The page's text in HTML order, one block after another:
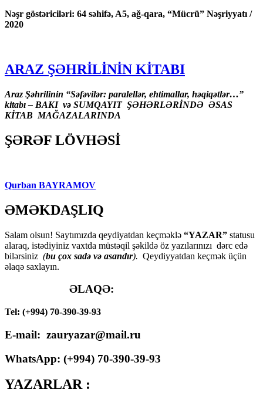
Nəşr göstəriciləri: 64 səhifə, A5, ağ-qara, “Mücrü” Nəşriyyatı /
2020
ARAZ ŞƏHRİLİNİN KİTABI
Araz Şəhrilinin “Səfəvilər: paralellər, ehtimallar, həqiqətlər…”
kitabı – BAKI və SUMQAYIT ŞƏHƏRLƏRİNDƏ ƏSAS
KİTAB MAĞAZALARINDA
ŞƏRƏF LÖVHƏSİ
Qurban BAYRAMOV
ƏMƏKDAŞLIQ
Salam olsun! Saytımızda qeydiyatdan keçməklə “YAZAR” statusu
alaraq, istədiyiniz vaxtda müstəqil şəkildə öz yazılarınızı dərc edə
bilərsiniz (bu çox sadə və asandır). Qeydiyyatdan keçmək üçün
əlaqə saxlayın.
ƏLAQƏ:
Tel: (+994) 70-390-39-93
E-mail: zauryazar@mail.ru
WhatsApp: (+994) 70-390-39-93
YAZARLAR :